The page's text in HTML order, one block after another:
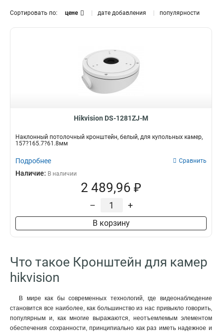
1
1
117х194х310мм 1
209х195х114мм 1
140х228х4125мм
136х212х32мм
1
2239х80х1258мм 1
70x971x2179мм
157х1657х618мм
165х757мм 1
1571х164х455мм 1
Сортировать по: цене дате добавления популярности
Hikvision DS-1281ZJ-M
Наклонный потолочный кронштейн, белый, для купольных камер,
157?165.7?61.8мм
Подробнее Сравнить
Наличие: В наличии
2 489,96 ₽
– +
В корзину
Что такое Кронштейн для камер
hikvision
В мире как бы современных технологий, где видеонаблюдение
становится все наиболее, как большинство из нас привыкло говорить,
популярным и, как многие выражаются, неотъемлемым элементом
обеспечения сохранности, принципиально как раз иметь надежное и